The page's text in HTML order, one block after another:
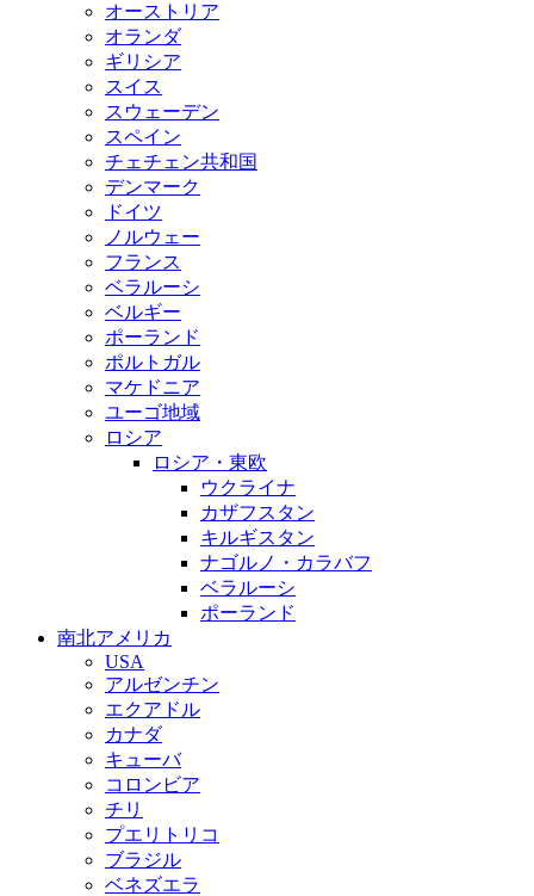
オーストリア
オランダ
ギリシア
スイス
スウェーデン
スペイン
チェチェン共和国
デンマーク
ドイツ
ノルウェー
フランス
ベラルーシ
ベルギー
ポーランド
ポルトガル
マケドニア
ユーゴ地域
ロシア
ロシア・東欧
ウクライナ
カザフスタン
キルギスタン
ナゴルノ・カラバフ
ベラルーシ
ポーランド
南北アメリカ
USA
アルゼンチン
エクアドル
カナダ
キューバ
コロンビア
チリ
プエリトリコ
ブラジル
ベネズエラ